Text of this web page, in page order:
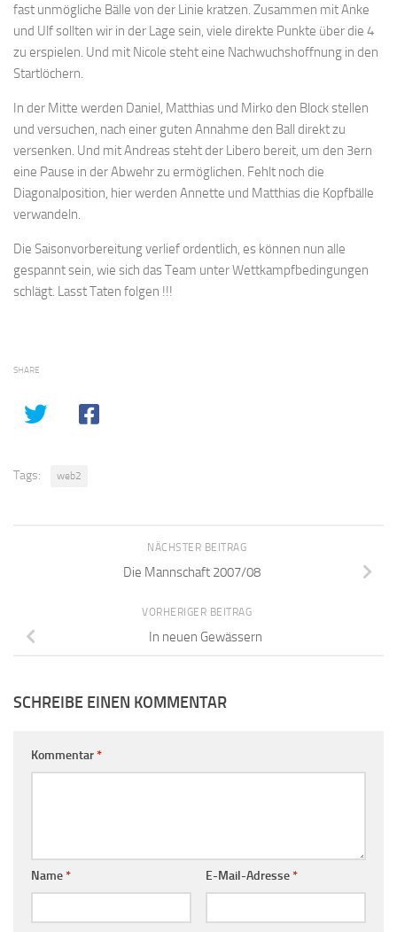
fast unmögliche Bälle von der Linie kratzen. Zusammen mit Anke
und Ulf sollten wir in der Lage sein, viele direkte Punkte über die 4
zu erspielen. Und mit Nicole steht eine Nachwuchshoffnung in den
Startlöchern.
In der Mitte werden Daniel, Matthias und Mirko den Block stellen
und versuchen, nach einer guten Annahme den Ball direkt zu
versenken. Und mit Andreas steht der Libero bereit, um den 3ern
eine Pause in der Abwehr zu ermöglichen. Fehlt noch die
Diagonalposition, hier werden Annette und Matthias die Kopfbälle
verwandeln.
Die Saisonvorbereitung verlief ordentlich, es können nun alle
gespannt sein, wie sich das Team unter Wettkampfbedingungen
schlägt. Lasst Taten folgen !!!
SHARE
Tags: web2
NÄCHSTER BEITRAG
Die Mannschaft 2007/08
VORHERIGER BEITRAG
In neuen Gewässern
SCHREIBE EINEN KOMMENTAR
Kommentar*
Name* E-Mail-Adresse*